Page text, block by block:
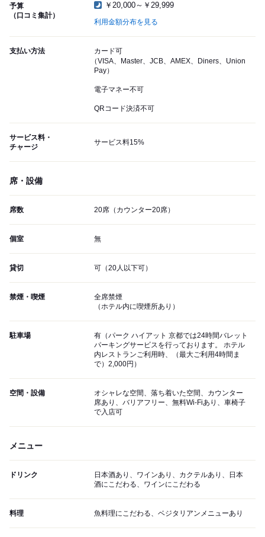
予算
（口コミ集計）
￥20,000～￥29,999
利用金額分布を見る
支払い方法
カード可
（VISA、Master、JCB、AMEX、Diners、Union
Pay）
電子マネー不可
QRコード決済不可
サービス料・
チャージ
サービス料15%
席・設備
席数 20席（カウンター20席）
個室 無
貸切 可（20人以下可）
禁煙・喫煙
全席禁煙
（ホテル内に喫煙所あり）
駐車場
有（パーク ハイアット 京都では24時間バレット
パーキングサービスを行っております。 ホテル
内レストランご利用時、（最大ご利用4時間ま
で）2,000円）
空間・設備
オシャレな空間、落ち着いた空間、カウンター
席あり、バリアフリー、無料Wi-Fiあり、車椅子
で入店可
メニュー
ドリンク
日本酒あり、ワインあり、カクテルあり、日本
酒にこだわる、ワインにこだわる
料理 魚料理にこだわる、ベジタリアンメニューあり